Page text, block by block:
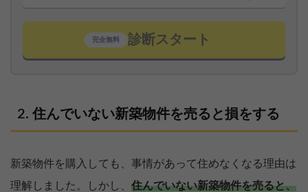
完全無料 診断スタート
住んでいない新築物件を売ると損をする
新築物件を購入しても、事情があって住めなくなる理由は
理解しました。しかし、 住んでいない新築物件を売ると、